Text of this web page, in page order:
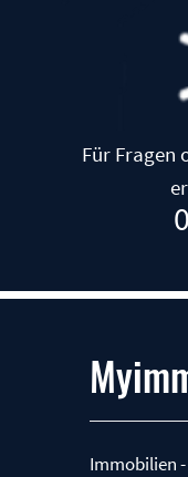
Für Fragen
Immobilien